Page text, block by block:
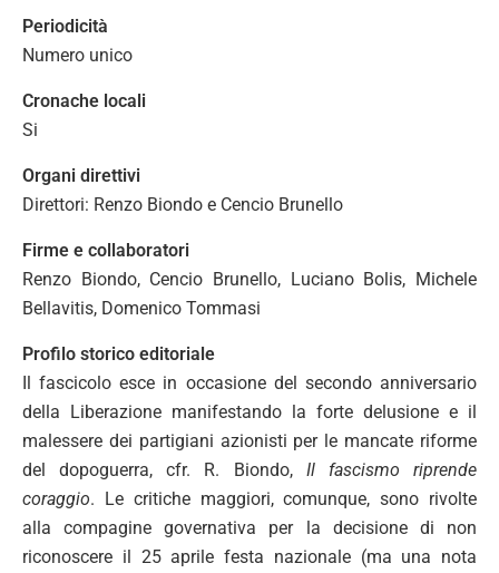
Periodicità
Numero unico
Cronache locali
Si
Organi direttivi
Direttori: Renzo Biondo e Cencio Brunello
Firme e collaboratori
Renzo Biondo, Cencio Brunello, Luciano Bolis, Michele
Bellavitis, Domenico Tommasi
Profilo storico editoriale
Il fascicolo esce in occasione del secondo anniversario
della Liberazione manifestando la forte delusione e il
malessere dei partigiani azionisti per le mancate riforme
del dopoguerra, cfr. R. Biondo, Il fascismo riprende
coraggio. Le critiche maggiori, comunque, sono rivolte
alla compagine governativa per la decisione di non
riconoscere il 25 aprile festa nazionale (ma una nota